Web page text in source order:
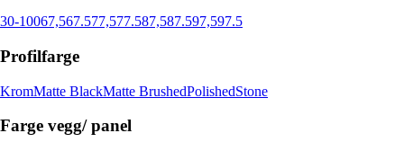
30-10067,567.577,577.587,587.597,597.5
Profilfarge
KromMatte BlackMatte BrushedPolishedStone
Farge vegg/ panel